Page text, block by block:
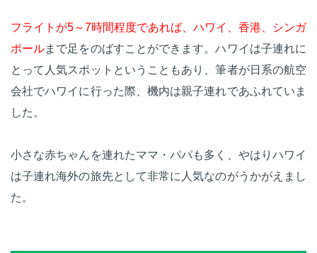
フライトが5～7時間程度であれば、ハワイ、香港、シンガ
ポールまで足をのばすことができます。ハワイは子連れに
とって人気スポットということもあり、筆者が日系の航空
会社でハワイに行った際、機内は親子連れであふれていま
した。
小さな赤ちゃんを連れたママ・パパも多く、やはりハワイ
は子連れ海外の旅先として非常に人気なのがうかがえまし
た。